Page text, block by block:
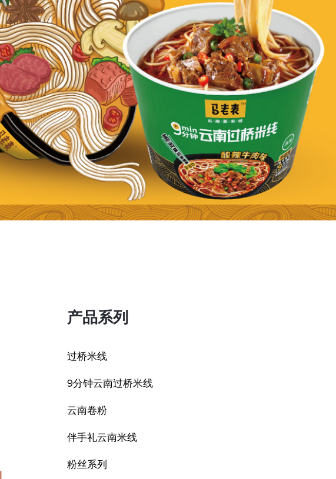
产品系列
过桥米线
9分钟云南过桥米线
云南卷粉
伴手礼云南米线
粉丝系列